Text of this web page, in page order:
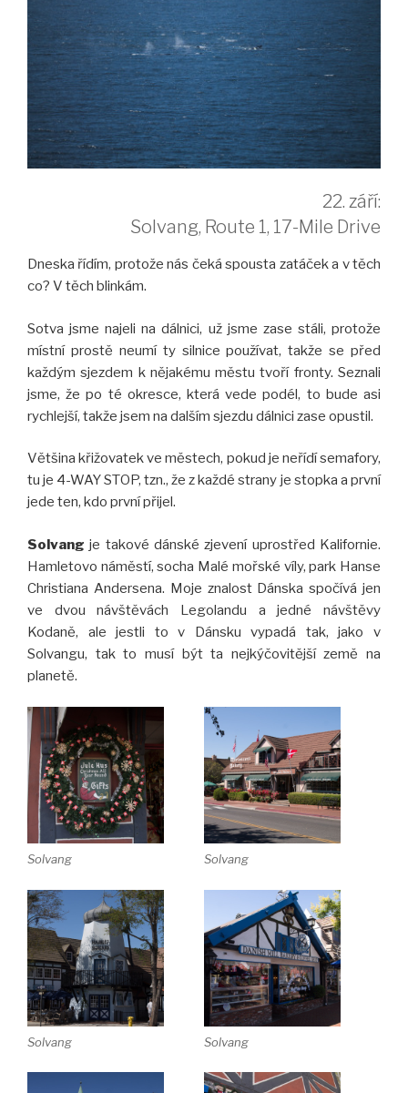
22. září:
Solvang, Route 1, 17-Mile Drive
Dneska řídím, protože nás čeká spousta zatáček a v těch
co? V těch blinkám.
Sotva jsme najeli na dálnici, už jsme zase stáli, protože
místní prostě neumí ty silnice používat, takže se před
každým sjezdem k nějakému městu tvoří fronty. Seznali
jsme, že po té okresce, která vede podél, to bude asi
rychlejší, takže jsem na dalším sjezdu dálnici zase opustil.
Většina křižovatek ve městech, pokud je neřídí semafory,
tu je 4-WAY STOP, tzn., že z každé strany je stopka a první
jede ten, kdo první přijel.
Solvang je takové dánské zjevení uprostřed Kalifornie.
Hamletovo náměstí, socha Malé mořské víly, park Hanse
Christiana Andersena. Moje znalost Dánska spočívá jen
ve dvou návštěvách Legolandu a jedné návštěvy
Kodaně, ale jestli to v Dánsku vypadá tak, jako v
Solvangu, tak to musí být ta nejkýčovitější země na
planetě.
Solvang Solvang
Solvang Solvang